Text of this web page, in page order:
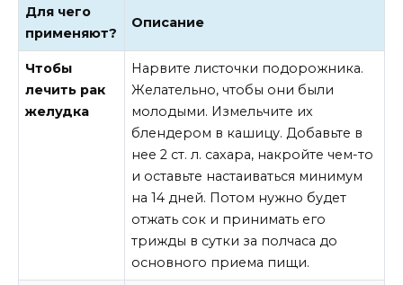
Для чего
применяют?
Описание
Чтобы
лечить рак
желудка
Нарвите листочки подорожника.
Желательно, чтобы они были
молодыми. Измельчите их
блендером в кашицу. Добавьте в
нее 2 ст. л. сахара, накройте чем-то
и оставьте настаиваться минимум
на 14 дней. Потом нужно будет
отжать сок и принимать его
трижды в сутки за полчаса до
основного приема пищи.